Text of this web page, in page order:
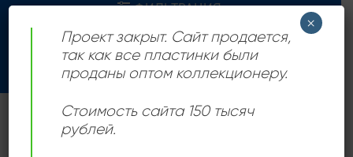
ФИЛЬТРАЦИЯ
Венгерский джазовый пианист и композитор,
Проект закрыт. Сайт продается,
так как все пластинки были
проданы оптом коллекционеру.
Стоимость сайта 150 тысяч
рублей.
×